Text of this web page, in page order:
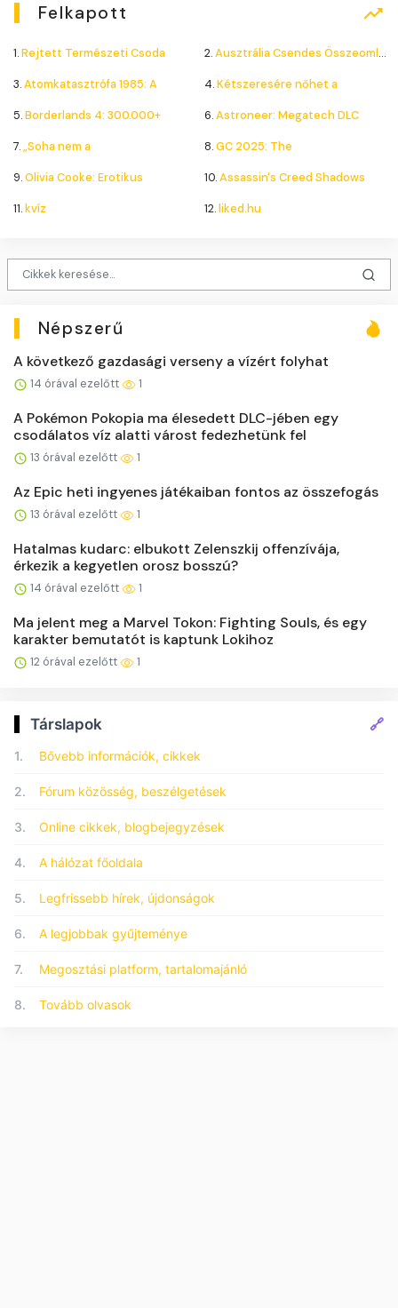
Felkapott
1.Rejtett Természeti Csoda 2.Ausztrália Csendes Összeomlása
3.Atomkatasztrófa 1985: A 4.Kétszeresére nőhet a
5.Borderlands 4: 300.000+ 6.Astroneer: Megatech DLC
7.„Soha nem a 8.GC 2025: The
9.Olivia Cooke: Erotikus 10.Assassin's Creed Shadows
11.kvíz 12.liked.hu
Népszerű
A következő gazdasági verseny a vízért folyhat
14 órával ezelőtt 1
A Pokémon Pokopia ma élesedett DLC-jében egy
csodálatos víz alatti várost fedezhetünk fel
13 órával ezelőtt 1
Az Epic heti ingyenes játékaiban fontos az összefogás
13 órával ezelőtt 1
Hatalmas kudarc: elbukott Zelenszkij offenzívája,
érkezik a kegyetlen orosz bosszú?
14 órával ezelőtt 1
Ma jelent meg a Marvel Tokon: Fighting Souls, és egy
karakter bemutatót is kaptunk Lokihoz
12 órával ezelőtt 1
Társlapok 🔗
1. Bővebb információk, cikkek
2. Fórum közösség, beszélgetések
3. Online cikkek, blogbejegyzések
4. A hálózat főoldala
5. Legfrissebb hírek, újdonságok
6. A legjobbak gyűjteménye
7. Megosztási platform, tartalomajánló
8. Tovább olvasok